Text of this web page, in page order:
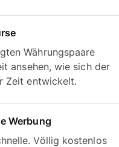
Währungspaare
ansehen, wie sich der
Zeit entwickelt.
Werbung
Völlig kostenlos